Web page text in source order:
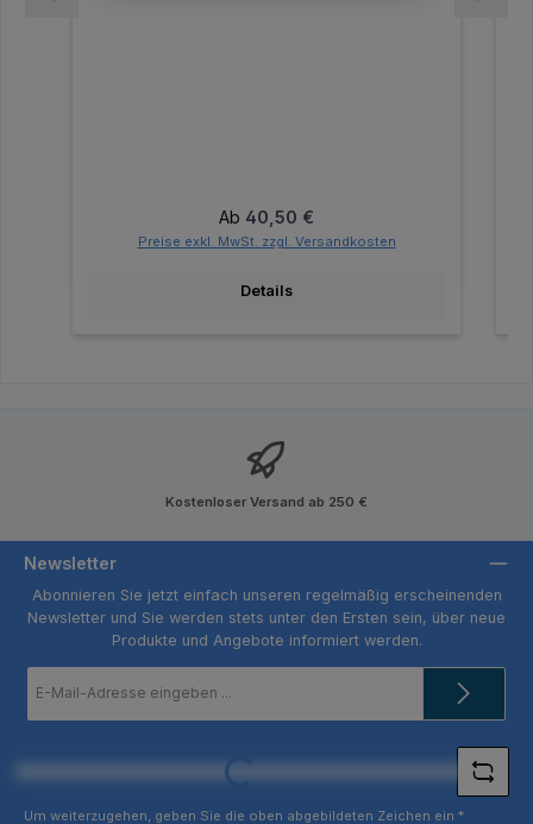
Regulärer Preis:
Ab 40,50 €
Preise exkl. MwSt. zzgl. Versandkosten
Details
Kostenloser Versand ab 250 €
Newsletter
Abonnieren Sie jetzt einfach unseren regelmäßig erscheinenden
Newsletter und Sie werden stets unter den Ersten sein, über neue
Produkte und Angebote informiert werden.
Mail-
Loading...
Um weiterzugehen, geben Sie die oben abgebildeten Zeichen ein *